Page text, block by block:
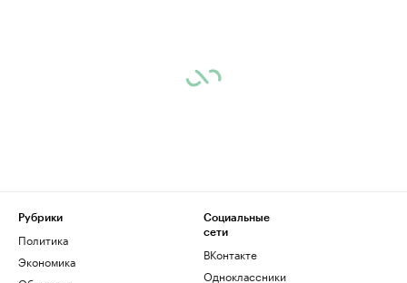
Рубрики
Политика
Экономика
Социальные
сети
ВКонтакте
Одноклассники